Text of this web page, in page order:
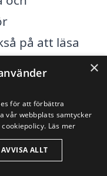
på att läsa
om vilket
servicen.
och utan
×
för att förbättra
vår webbplats samtycker
Läs mer
AVVISA ALLT